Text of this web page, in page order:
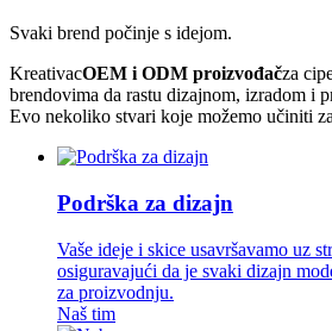
Svaki brend počinje s idejom.
KreativacOEM i ODM proizvođačza
brendovima da rastu dizajnom, izradom i
Evo nekoliko stvari koje možemo učiniti
Podrška za dizajn
Vaše ideje i skice usavršavamo uz
osiguravajući da je svaki dizajn
za proizvodnju.
Naš tim